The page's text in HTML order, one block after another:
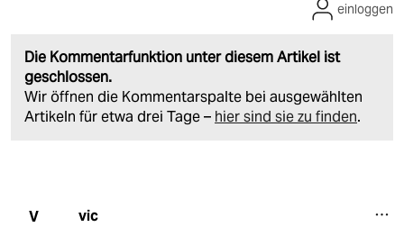
Die Kommentarfunktion unter diesem Artikel ist
geschlossen.
Wir öffnen die Kommentarspalte bei ausgewählten
Artikeln für etwa drei Tage – hier sind sie zu finden.
einloggen
V vic